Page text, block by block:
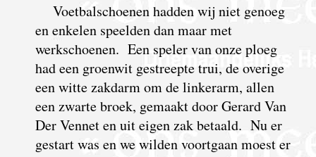
Voetbalschoenen hadden wij niet genoeg
en enkelen speelden dan maar met
werkschoenen. Een speler van onze ploeg
had een groenwit gestreepte trui, de overige
een witte zakdarm om de linkerarm, allen
een zwarte broek, gemaakt door Gerard Van
Der Vennet en uit eigen zak betaald. Nu er
gestart was en we wilden voortgaan moest er